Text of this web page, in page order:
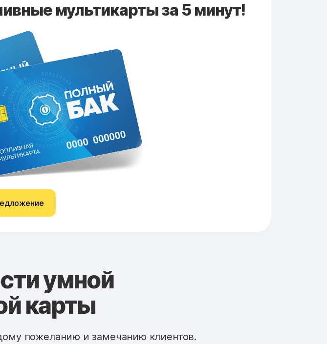
мультикарты за 5 минут!
умной
карты
пожеланию и замечанию клиентов.